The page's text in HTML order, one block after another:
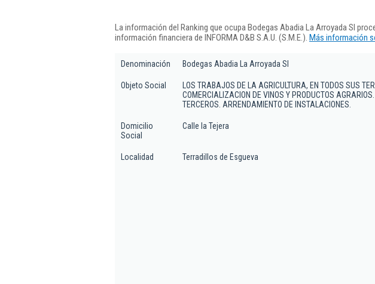
La información del Ranking que ocupa Bodegas Abadia La Arroyada Sl
información financiera de INFORMA D&B S.A.U. (S.M.E.). Más información
Denominación Bodegas Abadia La Arroyada Sl
Objeto Social
LOS TRABAJOS DE LA AGRICULTURA, EN TODOS SUS
COMERCIALIZACION DE VINOS Y PRODUCTOS
TERCEROS. ARRENDAMIENTO DE INSTALACIONES.
Domicilio
Social
Calle la Tejera
Localidad Terradillos de Esgueva